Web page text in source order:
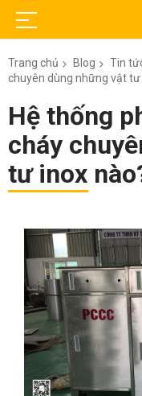
Trang chủ Blog Tin
chuyên dùng những vật tư
Hệ thống
cháy
tư inox